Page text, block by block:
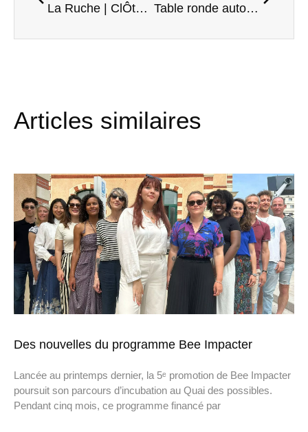
La Ruche | ClÔture StartUp Adventura 2020 Table ronde autour de l’Éducation alternative et du potentiel
Articles similaires
Des nouvelles du programme Bee Impacter
Lancée au printemps dernier, la 5ᵉ promotion de Bee Impacter
poursuit son parcours d’incubation au Quai des possibles.
Pendant cinq mois, ce programme financé par